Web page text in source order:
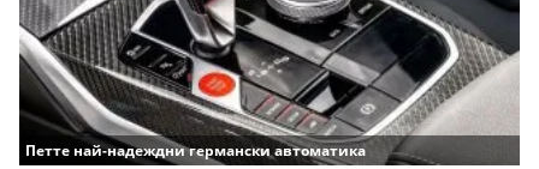
Петте най-надеждни германски автоматика